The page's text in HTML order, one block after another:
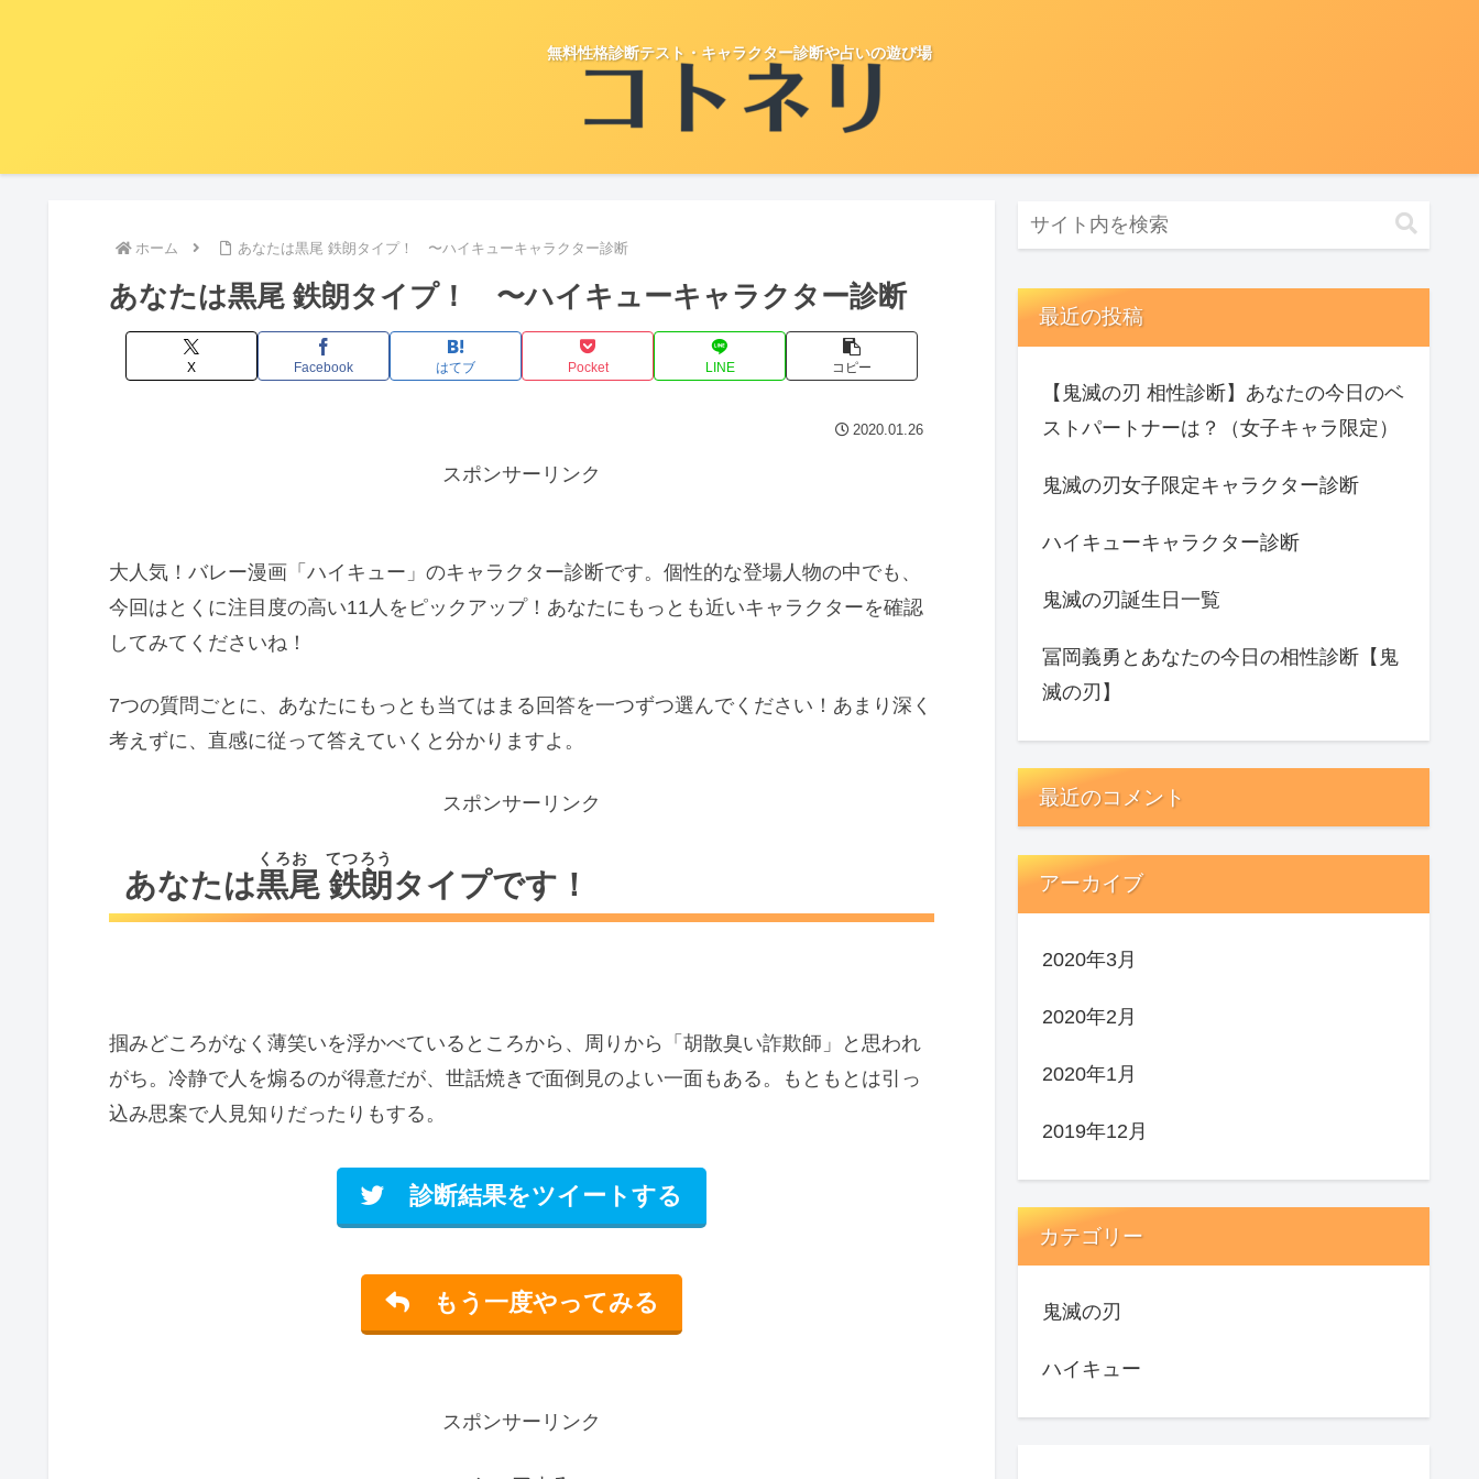
無料性格診断テスト・キャラクター診断や占いの遊び場
ホーム あなたは黒尾 鉄朗タイプ！ 〜ハイキューキャラクター診断
あなたは黒尾 鉄朗タイプ！ 〜ハイキューキャラクター診断
X Facebook はてブ Pocket LINE コピー
2020.01.26
スポンサーリンク
大人気！バレー漫画「ハイキュー」のキャラクター診断です。個性的な登場人物の中でも、
今回はとくに注目度の高い11人をピックアップ！あなたにもっとも近いキャラクターを確認
してみてくださいね！
7つの質問ごとに、あなたにもっとも当てはまる回答を一つずつ選んでください！あまり深く
考えずに、直感に従って答えていくと分かりますよ。
スポンサーリンク
あなたは黒尾 鉄朗
くろお てつろう
タイプです！
掴みどころがなく薄笑いを浮かべているところから、周りから「胡散臭い詐欺師」と思われ
がち。冷静で人を煽るのが得意だが、世話焼きで面倒見のよい一面もある。もともとは引っ
込み思案で人見知りだったりもする。
診断結果をツイートする
もう一度やってみる
スポンサーリンク
最近の投稿
【鬼滅の刃 相性診断】あなたの今日のベ
ストパートナーは？（女子キャラ限定）
鬼滅の刃女子限定キャラクター診断
ハイキューキャラクター診断
鬼滅の刃誕生日一覧
冨岡義勇とあなたの今日の相性診断【鬼
滅の刃】
最近のコメント
アーカイブ
2020年3月
2020年2月
2020年1月
2019年12月
カテゴリー
鬼滅の刃
ハイキュー